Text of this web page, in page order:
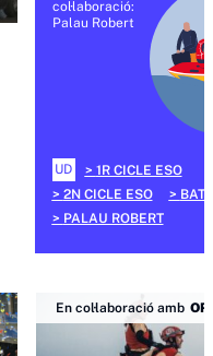
col·laboració:
Palau Robert
UD
1R CICLE ESO
2N CICLE ESO
PALAU ROBERT
En col·laboració amb